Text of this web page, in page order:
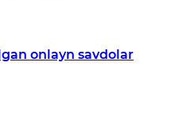
onlayn savdolar